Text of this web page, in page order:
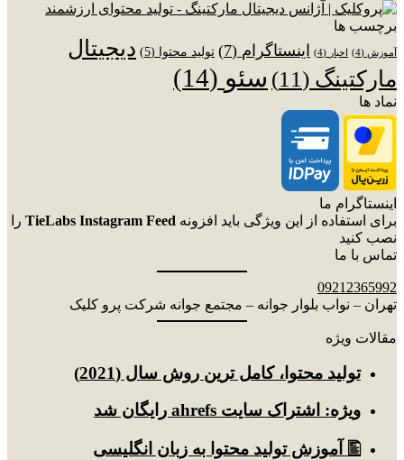
برچسب ها
آموزش (4) اخبار (4) اینستاگرام (7) تولید محتوا (5)
دیجیتال
مارکتینگ (11) سئو (14)
نماد ها
اینستاگرام ما
برای استفاده از این ویژگی باید افزونه TieLabs Instagram Feed را
نصب کنید
تماس با ما
09212365992
تهران – نواب بلوار جوانه – مجتمع جوانه شرکت پرو کلیک
مقالات ویژه
توليد محتوا، کامل ترین روش سال (2021)
ویژه: اشتراک سایت ahrefs رایگان شد
🖺 آموزش تولید محتوا به زبان انگلیسی